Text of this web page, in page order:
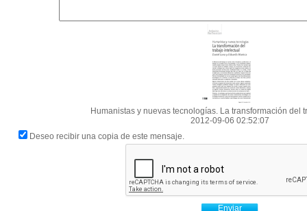
Humanistas y nuevas tecnologías. La transformación del
2012-09-06 02:52:07
Deseo recibir una copia de este mensaje.